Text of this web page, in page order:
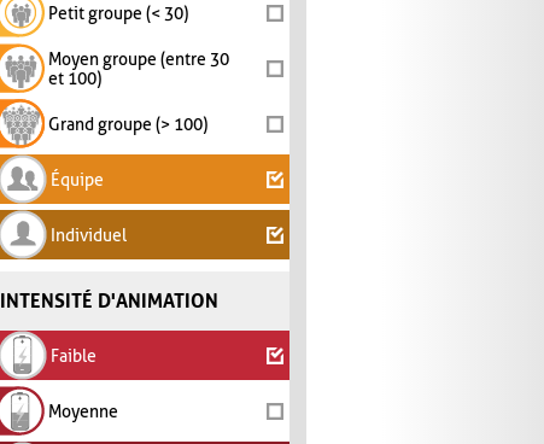
Petit groupe (< 30)
Moyen groupe (entre 30
et 100)
Grand groupe (> 100)
Équipe
Individuel
INTENSITÉ D'ANIMATION
Faible
Moyenne